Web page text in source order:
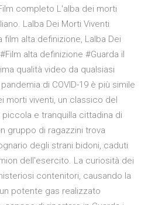
completo L'alba dei morti
Lalba Dei Morti Viventi
alta definizione, Lalba Dei
alta definizione #Guarda il
qualità video da qualsiasi
di COVID-19 è più simile
morti viventi, un classico del
piccola e tranquilla cittadina di
gruppo di ragazzini trova
degli strani bidoni, caduti
dell'esercito. La curiosità dei
contenitori, causando la
potente gas realizzato